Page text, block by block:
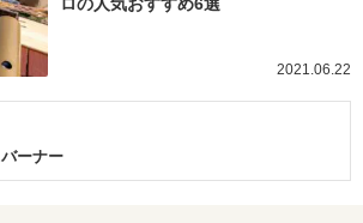
2021.06.22
バーナー